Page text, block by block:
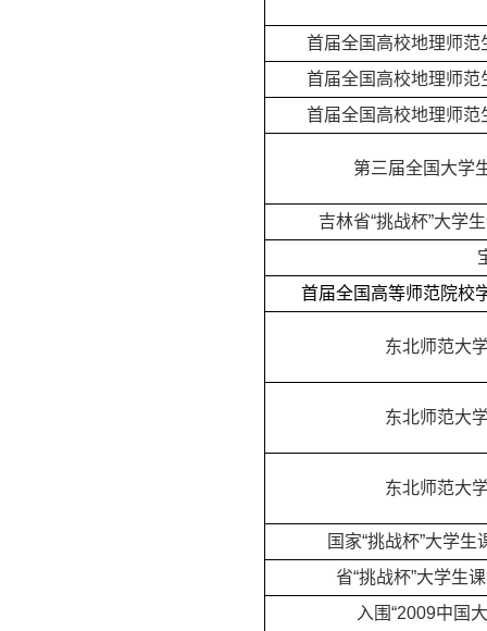
首届全国高校地理师范
首届全国高校地理师范
首届全国高校地理师范
第三届全国大学
吉林省“挑战杯”大学
首届全国高等师范院校
东北师范大
东北师范大
东北师范大
国家“挑战杯”大学
省“挑战杯”大学生
入围“2009中国